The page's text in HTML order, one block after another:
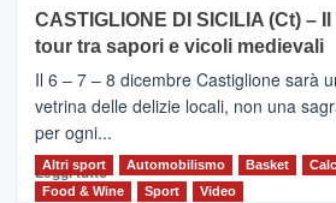
MOIO
ALCANTARA
–
Vivicittà,
alla
scoperta
del
territorio,
CASTIGLIONE DI SICILIA (Ct) –
tour tra sapori e vicoli medievali
Il 6 – 7 – 8 dicembre Castiglione sarà
vetrina delle delizie locali, non una
per ogni...
Leggi tuttoLeggi
di
Altri sport Automobilismo Basket
Food & Wine
Sport Video